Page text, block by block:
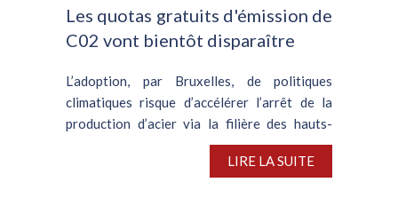
Les quotas gratuits d'émission de
C02 vont bientôt disparaître
L’adoption, par Bruxelles, de politiques
climatiques risque d’accélérer l’arrêt de la
production d’acier via la filière des hauts-
fourneaux au sein de l’UE. Une situation
imputable à l’instauration, d’ici janvier 2026,
LIRE LA SUITE